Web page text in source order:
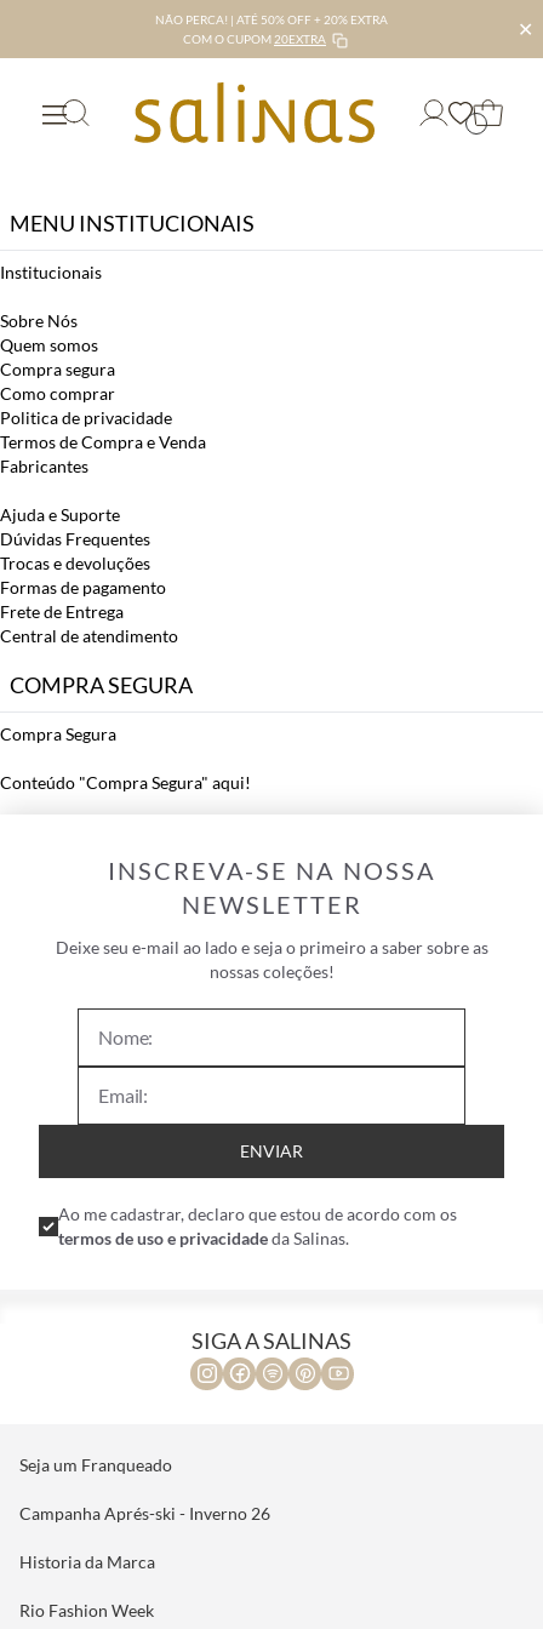
NÃO PERCA! | ATÉ 50% OFF + 20% EXTRA
COM O CUPOM 20EXTRA ✕
MENU INSTITUCIONAIS
Institucionais
Sobre Nós
Quem somos
Compra segura
Como comprar
Politica de privacidade
Termos de Compra e Venda
Fabricantes
Ajuda e Suporte
Dúvidas Frequentes
Trocas e devoluções
Formas de pagamento
Frete de Entrega
Central de atendimento
COMPRA SEGURA
Compra Segura
Conteúdo "Compra Segura" aqui!
INSCREVA-SE NA NOSSA
NEWSLETTER
Deixe seu e-mail ao lado e seja o primeiro a saber sobre as
nossas coleções!
ENVIAR
Ao me cadastrar, declaro que estou de acordo com os
termos de uso e privacidadeda Salinas.
SIGA A SALINAS
Seja um Franqueado
Campanha Aprés-ski - Inverno 26
Historia da Marca
Rio Fashion Week